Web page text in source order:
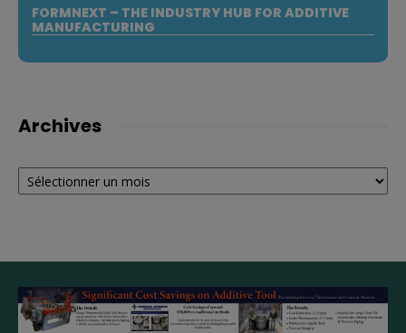
FORMNEXT – THE INDUSTRY HUB FOR ADDITIVE
MANUFACTURING
Archives
Archives